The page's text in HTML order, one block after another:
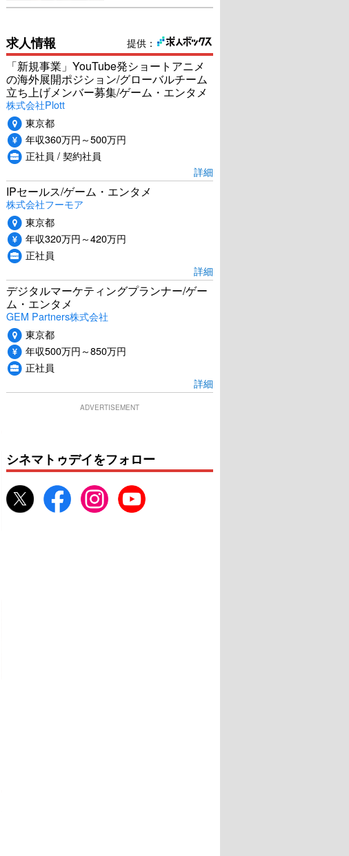
提供：
求人情報
「新規事業」YouTube発ショートアニメ
の海外展開ポジション/グローバルチーム
立ち上げメンバー募集/ゲーム・エンタメ
株式会社Plott
東京都
年収360万円～500万円
正社員 / 契約社員
詳細
IPセールス/ゲーム・エンタメ
株式会社フーモア
東京都
年収320万円～420万円
正社員
詳細
デジタルマーケティングプランナー/ゲー
ム・エンタメ
GEM Partners株式会社
東京都
年収500万円～850万円
正社員
詳細
ADVERTISEMENT
シネマトゥデイをフォロー